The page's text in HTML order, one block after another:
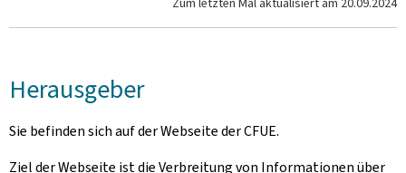
Herausgeber
Sie befinden sich auf der Webseite der CFUE.
Ziel der Webseite ist die Verbreitung von Informationen über